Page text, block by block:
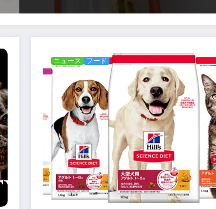
ニュース フード